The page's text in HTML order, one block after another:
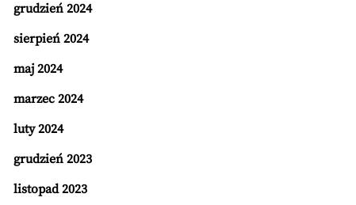
grudzień 2024
sierpień 2024
maj 2024
marzec 2024
luty 2024
grudzień 2023
listopad 2023